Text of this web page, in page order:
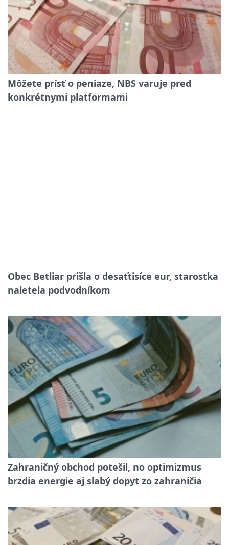
Môžete prísť o peniaze, NBS varuje pred
konkrétnymi platformami
Obec Betliar prišla o desaťtisíce eur, starostka
naletela podvodníkom
Zahraničný obchod potešil, no optimizmus
brzdia energie aj slabý dopyt zo zahraničia